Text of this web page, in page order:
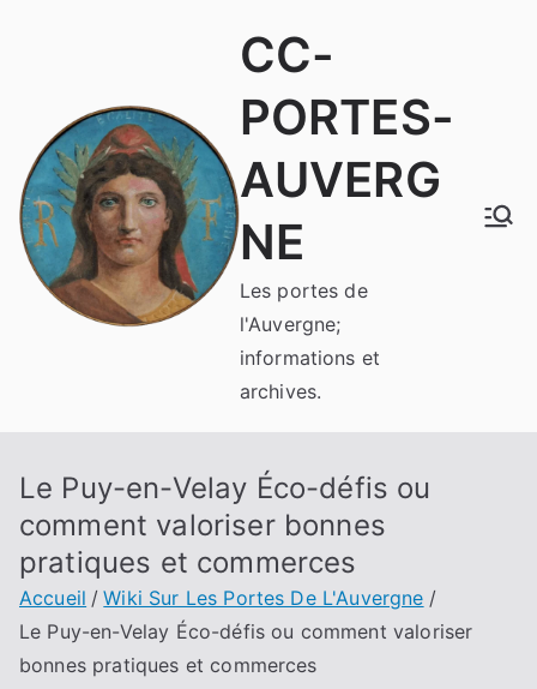
CC-
PORTES-
AUVERG
NE
Les portes de
l'Auvergne;
informations et
archives.
Le Puy-en-Velay Éco-défis ou
comment valoriser bonnes
pratiques et commerces
Accueil
Wiki Sur Les Portes De L'Auvergne
Le Puy-en-Velay Éco-défis ou comment valoriser
bonnes pratiques et commerces